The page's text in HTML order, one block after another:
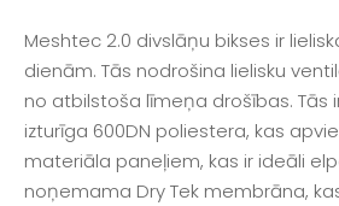
Meshtec 2.0 divslāņu bikses ir
dienām. Tās nodrošina lielisku
no atbilstoša līmeņa drošības. Tās
izturīga 600DN poliestera, kas
materiāla paneļiem, kas ir ideāli
noņemama Dry Tek membrāna,